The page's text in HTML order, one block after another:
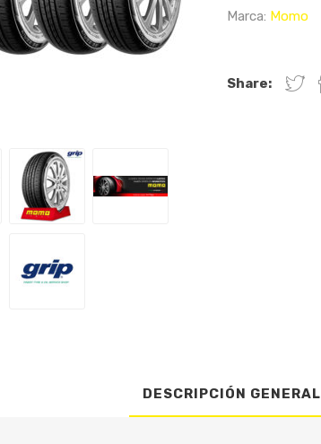
Marca: Momo
Share:
DESCRIPCIÓN GENERAL